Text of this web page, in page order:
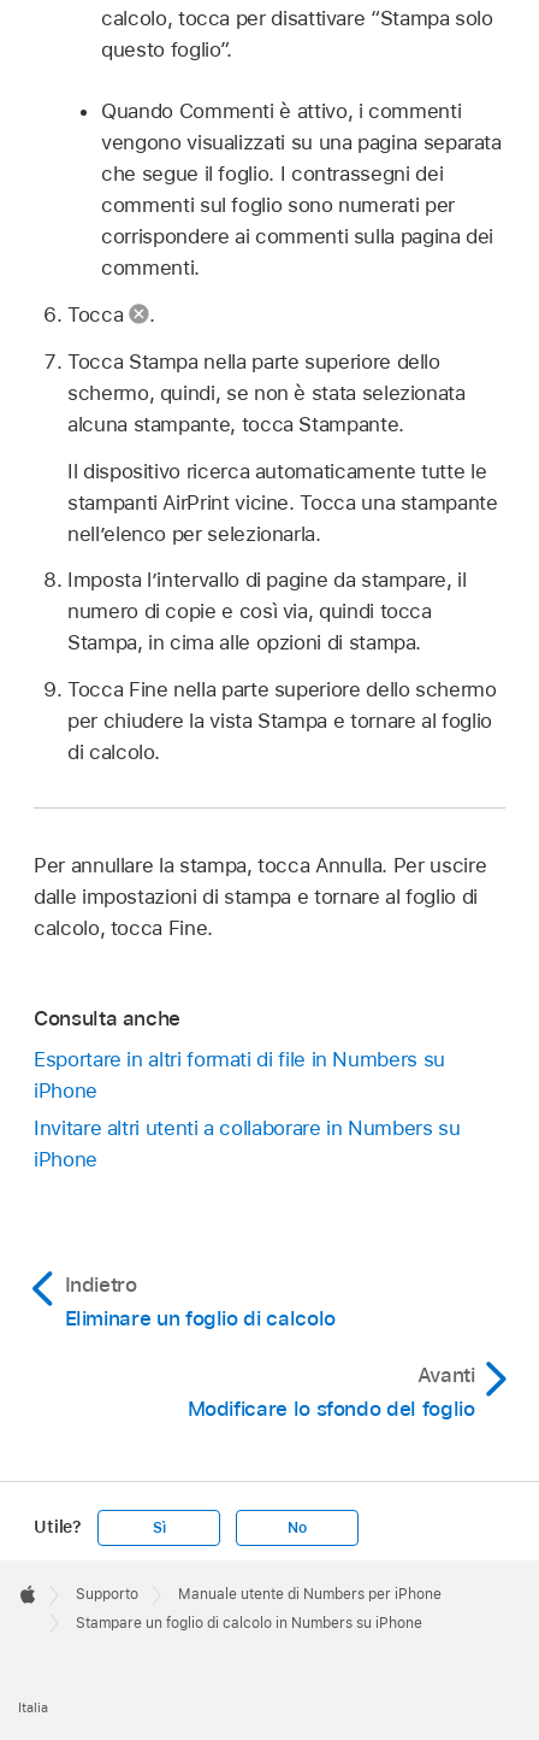
calcolo, tocca per disattivare “Stampa solo
questo foglio”.
Quando Commenti è attivo, i commenti
vengono visualizzati su una pagina separata
che segue il foglio. I contrassegni dei
commenti sul foglio sono numerati per
corrispondere ai commenti sulla pagina dei
commenti.
Tocca
.
Tocca Stampa nella parte superiore dello
schermo, quindi, se non è stata selezionata
alcuna stampante, tocca Stampante.
Il dispositivo ricerca automaticamente tutte le
stampanti AirPrint vicine. Tocca una stampante
nell’elenco per selezionarla.
Imposta l’intervallo di pagine da stampare, il
numero di copie e così via, quindi tocca
Stampa, in cima alle opzioni di stampa.
Tocca Fine nella parte superiore dello schermo
per chiudere la vista Stampa e tornare al foglio
di calcolo.
Per annullare la stampa, tocca Annulla. Per uscire
dalle impostazioni di stampa e tornare al foglio di
calcolo, tocca Fine.
Consulta anche
Esportare in altri formati di file in Numbers su
iPhone
Invitare altri utenti a collaborare in Numbers su
iPhone
Indietro
Eliminare un foglio di calcolo
Avanti
Modificare lo sfondo del foglio
Utile? Sì No
Footer

Apple
Supporto
Manuale utente di Numbers per iPhone
Stampare un foglio di calcolo in Numbers su iPhone
Italia